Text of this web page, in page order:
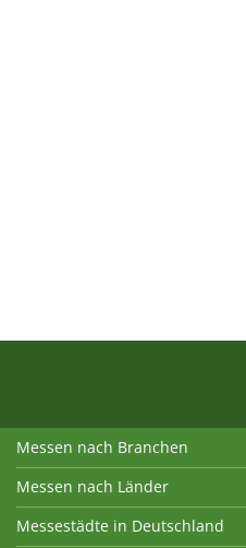
Messen nach Branchen
Messen nach Länder
Messestädte in Deutschland